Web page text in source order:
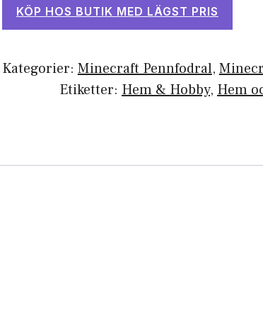
KÖP HOS BUTIK MED LÄGST PRIS
Kategorier: Minecraft Pennfodral,
Etiketter: Hem & Hobby, Hem